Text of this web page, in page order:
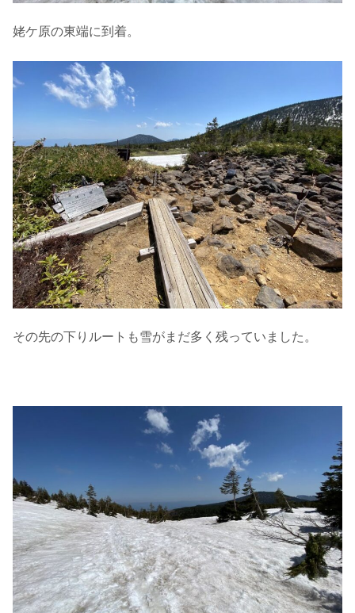
姥ケ原の東端に到着。
その先の下りルートも雪がまだ多く残っていました。